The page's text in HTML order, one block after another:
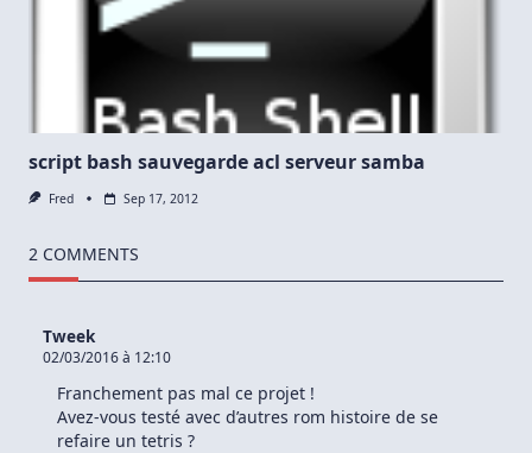
Connexion
script bash sauvegarde acl serveur samba
Fred Sep 17, 2012
2 COMMENTS
Tweek
02/03/2016 à 12:10
Franchement pas mal ce projet !
Avez-vous testé avec d’autres rom histoire de se
refaire un tetris ?